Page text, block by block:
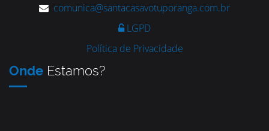
comunica@santacasavotuporanga.com.br
LGPD
Política de Privacidade
Onde Estamos?